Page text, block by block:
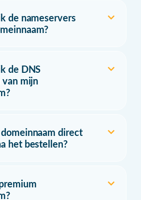
de nameservers
de DNS
mijn
direct
het bestellen?